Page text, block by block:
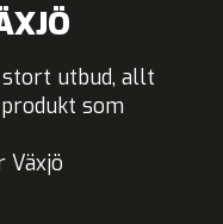
utbud, allt
som
Växjö